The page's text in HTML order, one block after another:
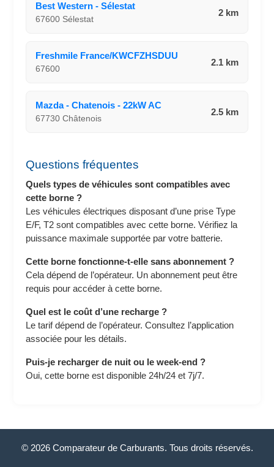
Best Western - Sélestat
67600 Sélestat
2 km
Freshmile France/KWCFZHSDUU
67600
2.1 km
Mazda - Chatenois - 22kW AC
67730 Châtenois
2.5 km
Questions fréquentes
Quels types de véhicules sont compatibles avec
cette borne ?
Les véhicules électriques disposant d’une prise Type
E/F, T2 sont compatibles avec cette borne. Vérifiez la
puissance maximale supportée par votre batterie.
Cette borne fonctionne-t-elle sans abonnement ?
Cela dépend de l’opérateur. Un abonnement peut être
requis pour accéder à cette borne.
Quel est le coût d’une recharge ?
Le tarif dépend de l’opérateur. Consultez l’application
associée pour les détails.
Puis-je recharger de nuit ou le week-end ?
Oui, cette borne est disponible 24h/24 et 7j/7.
© 2026 Comparateur de Carburants. Tous droits réservés.